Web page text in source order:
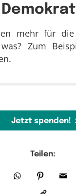
mehr für die
Zum
Jetzt spenden!
Teilen: